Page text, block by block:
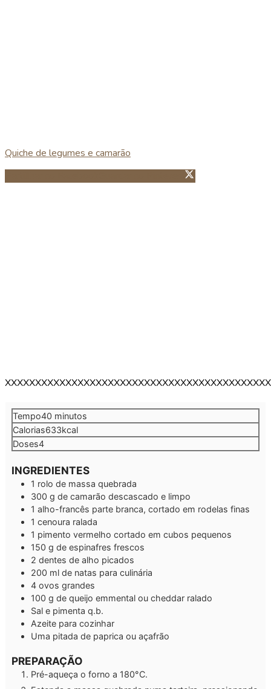
Quiche de legumes e camarão
Guardar no Pinterest
Tempo40 minutos
minutos
Calorias633kcal
Doses4
INGREDIENTES
1 rolo de massa quebrada
300 g de camarão descascado e limpo
1 alho-francês parte branca, cortado em rodelas finas
1 cenoura ralada
1 pimento vermelho cortado em cubos pequenos
150 g de espinafres frescos
2 dentes de alho picados
200 ml de natas para culinária
4 ovos grandes
100 g de queijo emmental ou cheddar ralado
Sal e pimenta q.b.
Azeite para cozinhar
Uma pitada de paprica ou açafrão
PREPARAÇÃO
Pré-aqueça o forno a 180°C.